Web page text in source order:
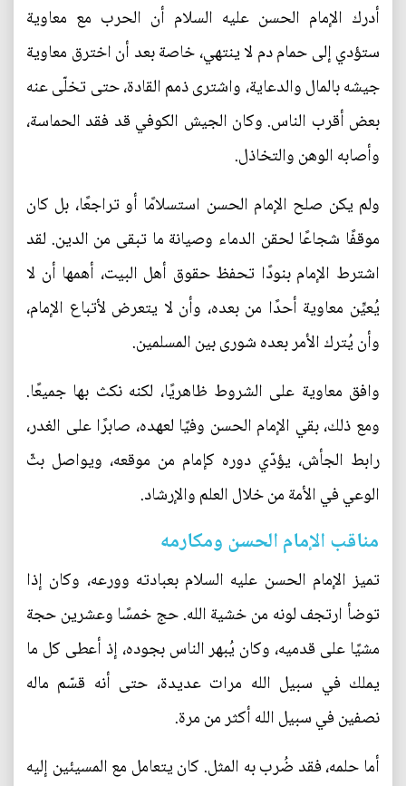
أدرك الإمام الحسن عليه السلام أن الحرب مع معاوية
ستؤدي إلى حمام دم لا ينتهي، خاصة بعد أن اخترق معاوية
جيشه بالمال والدعاية، واشترى ذمم القادة، حتى تخلّى عنه
بعض أقرب الناس. وكان الجيش الكوفي قد فقد الحماسة،
وأصابه الوهن والتخاذل.
ولم يكن صلح الإمام الحسن استسلامًا أو تراجعًا، بل كان
موقفًا شجاعًا لحقن الدماء وصيانة ما تبقى من الدين. لقد
اشترط الإمام بنودًا تحفظ حقوق أهل البيت، أهمها أن لا
يُعيِّن معاوية أحدًا من بعده، وأن لا يتعرض لأتباع الإمام،
وأن يُترك الأمر بعده شورى بين المسلمين.
وافق معاوية على الشروط ظاهريًا، لكنه نكث بها جميعًا.
ومع ذلك، بقي الإمام الحسن وفيًا لعهده، صابرًا على الغدر،
رابط الجأش، يؤدّي دوره كإمام من موقعه، ويواصل بثّ
الوعي في الأمة من خلال العلم والإرشاد.
مناقب الإمام الحسن ومكارمه
تميز الإمام الحسن عليه السلام بعبادته وورعه، وكان إذا
توضأ ارتجف لونه من خشية الله. حج خمسًا وعشرين حجة
مشيًا على قدميه، وكان يُبهر الناس بجوده، إذ أعطى كل ما
يملك في سبيل الله مرات عديدة، حتى أنه قسّم ماله
نصفين في سبيل الله أكثر من مرة.
أما حلمه، فقد ضُرب به المثل. كان يتعامل مع المسيئين إليه